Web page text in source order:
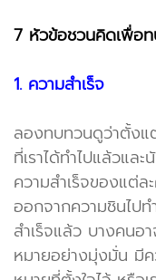
7 หัวข้อชวนคิดเพื่อท
1. ความสำเร็จ
ลองทบทวนดูว่าตั้งแ
ที่เราได้ทำไปแล้วและ
ความสำเร็จของแต่
ออกจากความชินไปท
สำเร็จแล้ว บางคนอ
หมายอย่างมุ่งมั่น มี